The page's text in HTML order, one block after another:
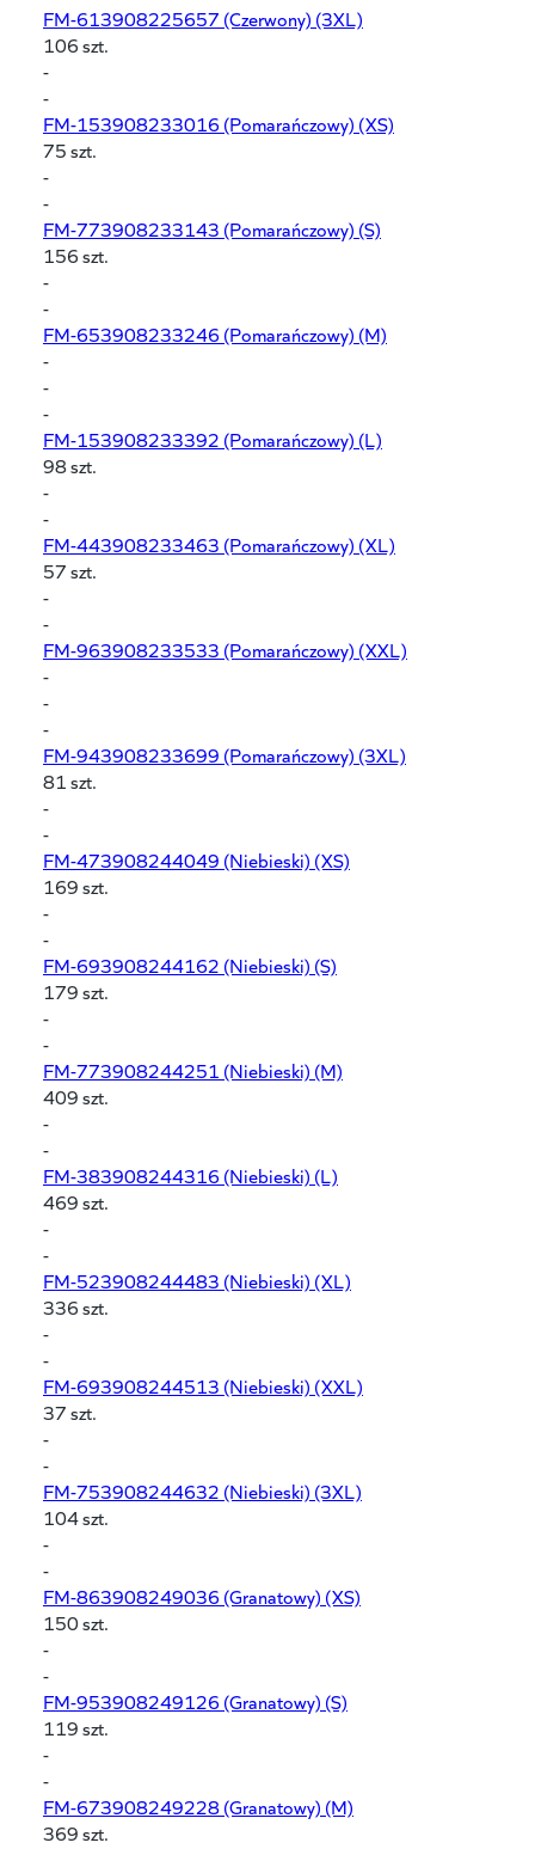
FM-613908225657 (Czerwony) (3XL)
106 szt.
-
-
FM-153908233016 (Pomarańczowy) (XS)
75 szt.
-
-
FM-773908233143 (Pomarańczowy) (S)
156 szt.
-
-
FM-653908233246 (Pomarańczowy) (M)
-
-
-
FM-153908233392 (Pomarańczowy) (L)
98 szt.
-
-
FM-443908233463 (Pomarańczowy) (XL)
57 szt.
-
-
FM-963908233533 (Pomarańczowy) (XXL)
-
-
-
FM-943908233699 (Pomarańczowy) (3XL)
81 szt.
-
-
FM-473908244049 (Niebieski) (XS)
169 szt.
-
-
FM-693908244162 (Niebieski) (S)
179 szt.
-
-
FM-773908244251 (Niebieski) (M)
409 szt.
-
-
FM-383908244316 (Niebieski) (L)
469 szt.
-
-
FM-523908244483 (Niebieski) (XL)
336 szt.
-
-
FM-693908244513 (Niebieski) (XXL)
37 szt.
-
-
FM-753908244632 (Niebieski) (3XL)
104 szt.
-
-
FM-863908249036 (Granatowy) (XS)
150 szt.
-
-
FM-953908249126 (Granatowy) (S)
119 szt.
-
-
FM-673908249228(Granatowy) (M)
369 szt.